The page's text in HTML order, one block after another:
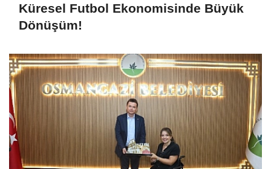
Küresel Futbol Ekonomisinde Büyük
Dönüşüm!